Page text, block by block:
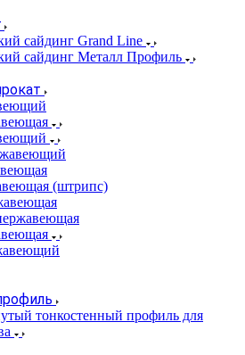
сайдинг Grand Line
сайдинг Металл Профиль
(штрипс)
тонкостенный профиль для